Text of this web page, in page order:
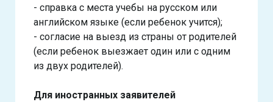
- справка с места учебы на русском или
английском языке (если ребенок учится);
- согласие на выезд из страны от родителей
(если ребенок выезжает один или с одним
из двух родителей).
Для иностранных заявителей